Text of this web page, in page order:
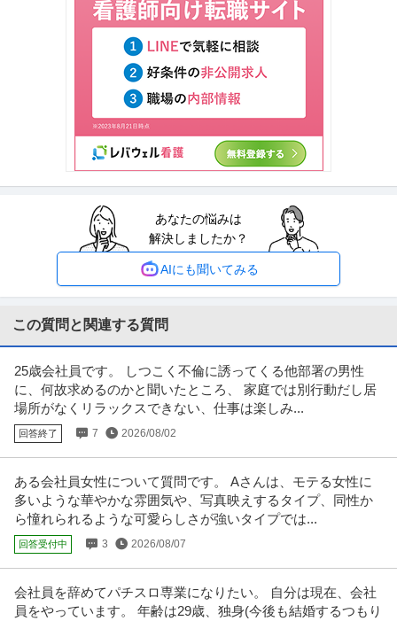
性などに応じ、当該求人をビ…続きを見る
建築施工管理 ／ 地図と記憶に残る”作品”を創る「建築施工管理」
年収1000万円を目指せる／年間休日127日／土日祝休／意匠性の
高いRCマンション等ミドル活躍中 土日休み
【職種】施工管理＞建築施工管理 【業種】建設＞建設・建築・土木 ※会員属
年収1000万円も可能×土日祝休み／外国人人材紹介の法人営業／
マネジメント業務
上野グループホールディングス株式会社
交通費支給 土日休み 介護休暇あり
【年収1000万円も可能×土日祝休み】外国人人材紹介の法人営業｜マネジメ
ント業務 【高収入！稼ぐな…続きを見る
経理（財務会計） ／ 経理／土日祝休み／服装自由／賞与4か月分
／平均年齢30代／残業月10時間
株式会社林電子
正社員
年収300万円〜500万円
【職種】管理＞経理（財務会計） 【業種】IT・インターネット＞ソフトウエ
ア ※会員属性などに応じ、…続きを見る
提供：ビズリーチ
採用 ／ 「新橋」人事／HR領域 ～代表直下で裁量大／土日祝休み
クラウドコンサルティング株式会社
新着 正社員
【職種】人事＞採用 【業種】コンサルティング＞コンサルティング ※会員属
性などに応じ、当該求人をビ…続きを見る
あなたの悩みは
解決しましたか？
AIにも聞いてみる
この質問と関連する質問
25歳会社員です。 しつこく不倫に誘ってくる他部署の男性
に、何故求めるのかと聞いたところ、 家庭では別行動だし居
場所がなくリラックスできない、仕事は楽しみ...
回答終了 7 2026/08/02
ある会社員女性について質問です。 Aさんは、モテる女性に
多いような華やかな雰囲気や、写真映えするタイプ、同性か
ら憧れられるような可愛らしさが強いタイプでは...
回答受付中 3 2026/08/07
会社員を辞めてパチスロ専業になりたい。 自分は現在、会社
員をやっています。 年齢は29歳、独身(今後も結婚するつもり